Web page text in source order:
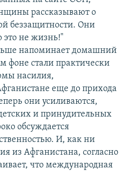
рассказывают о
беззащитности. Они
не жизнь!"
напоминает домашний
фоне стали практически
насилия,
еще до прихода
они усиливаются,
и принудительных
обсуждается
И, как ни
из Афганистана, согласно
что международная